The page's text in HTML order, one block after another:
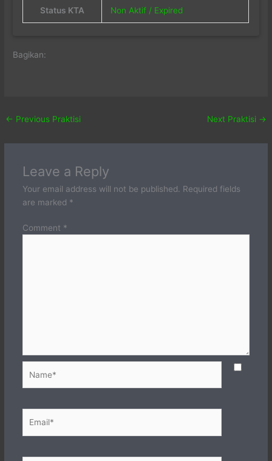
Status KTA Non Aktif / Expired
Bagikan:
← Previous Praktisi Next Praktisi →
Leave a Reply
Your email address will not be published.
Required fields
are marked *
Comment *